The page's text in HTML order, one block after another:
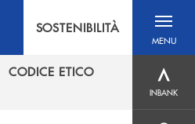
SOSTENIBILITÀ
MENU
menu
INBANK
INBANK
CODICE ETICO